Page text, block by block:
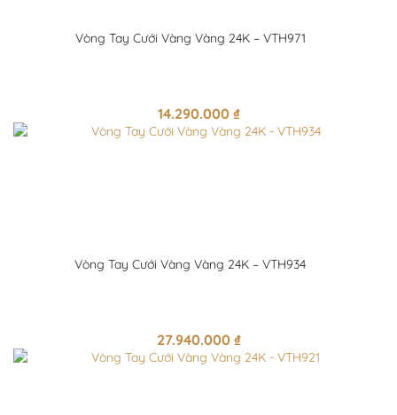
Vòng Tay Cưới Vàng Vàng 24K – VTH971
14.290.000 ₫
Vòng Tay Cưới Vàng Vàng 24K – VTH934
27.940.000 ₫